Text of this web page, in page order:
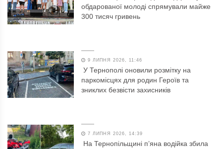
обдарованої молоді спрямували майже
300 тисяч гривень
9 ЛИПНЯ 2026, 11:46
У Тернополі оновили розмітку на
паркомісцях для родин Героїв та
зниклих безвісти захисників
7 ЛИПНЯ 2026, 14:39
На Тернопільщині п’яна водійка збила